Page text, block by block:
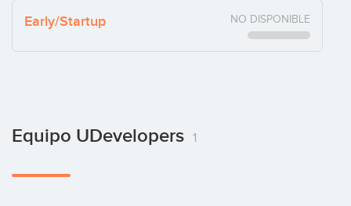
Early/Startup NO DISPONIBLE
Equipo UDevelopers 1